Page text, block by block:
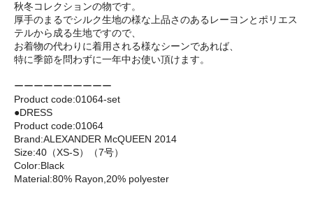
秋冬コレクションの物です。
厚手のまるでシルク生地の様な上品さのあるレーヨンとポリエス
テルから成る生地ですので、
お着物の代わりに着用される様なシーンであれば、
特に季節を問わずに一年中お使い頂けます。
ーーーーーーーーーー
Product code:01064-set
●DRESS
Product code:01064
Brand:ALEXANDER McQUEEN 2014
Size:40（XS-S）（7号）
Color:Black
Material:80% Rayon,20% polyester